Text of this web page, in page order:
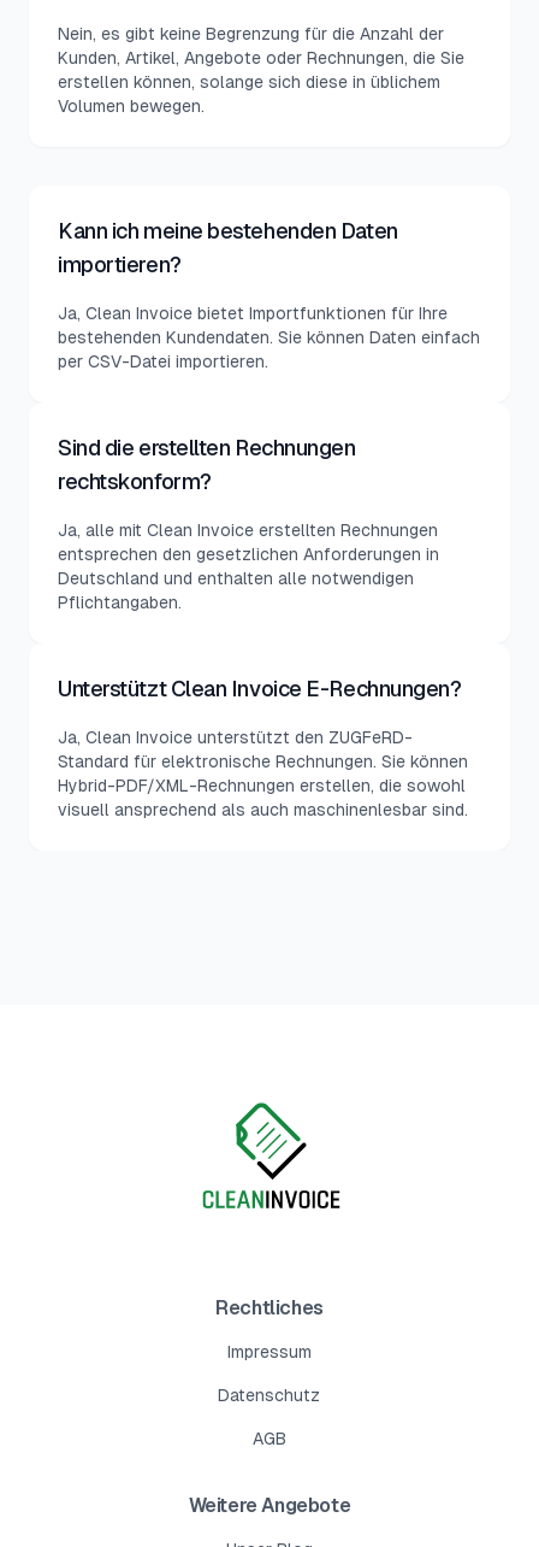
Nein, es gibt keine Begrenzung für die Anzahl der
Kunden, Artikel, Angebote oder Rechnungen, die Sie
erstellen können, solange sich diese in üblichem
Volumen bewegen.
Kann ich meine bestehenden Daten
importieren?
Ja, Clean Invoice bietet Importfunktionen für Ihre
bestehenden Kundendaten. Sie können Daten einfach
per CSV-Datei importieren.
Sind die erstellten Rechnungen
rechtskonform?
Ja, alle mit Clean Invoice erstellten Rechnungen
entsprechen den gesetzlichen Anforderungen in
Deutschland und enthalten alle notwendigen
Pflichtangaben.
Unterstützt Clean Invoice E-Rechnungen?
Ja, Clean Invoice unterstützt den ZUGFeRD-
Standard für elektronische Rechnungen. Sie können
Hybrid-PDF/XML-Rechnungen erstellen, die sowohl
visuell ansprechend als auch maschinenlesbar sind.
Rechtliches
Impressum
Datenschutz
AGB
Weitere Angebote